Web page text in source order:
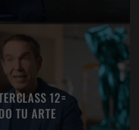
12=
TU ARTE